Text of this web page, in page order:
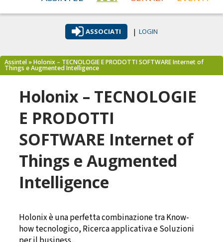
ASSOCIATI | LOGIN
Assintel » Holonix – TECNOLOGIE E PRODOTTI SOFTWARE Internet of
Things e Augmented Intelligence
Holonix – TECNOLOGIE
E PRODOTTI
SOFTWARE Internet of
Things e Augmented
Intelligence
Holonix è una perfetta combinazione tra Know-
how tecnologico, Ricerca applicativa e Soluzioni